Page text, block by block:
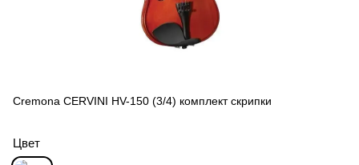
Cremona CERVINI HV-150 (3/4) комплект скрипки
Цвет